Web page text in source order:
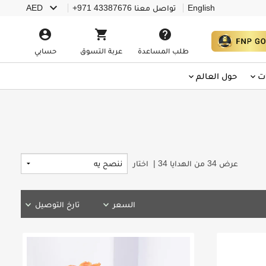
English تواصل معنا +971 43387676
AED keyboard_arrow_down
help
طلب المساعدة
shopping_cart
عربة التسوق
account_circle
حسابي
حول العالم
عرض 34 من الهدايا 34
| اختار
السعر تارخ التوصيل